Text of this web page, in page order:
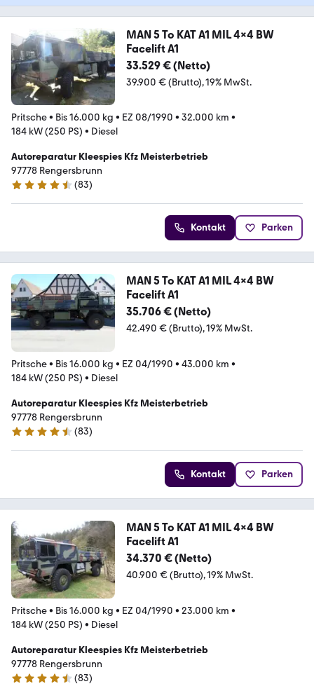
MAN 5 To KAT A1 MIL 4x4 BW
Facelift A1
33.529 € (Netto)
39.900 € (Brutto) 19% MwSt.
Pritsche• Bis 16.000 kg • EZ 08/1990 • 32.000 km •
184 kW (250 PS) • Diesel
Autoreparatur Kleespies Kfz Meisterbetrieb
97778 Rengersbrunn
4.6 Sterne
(83)
Kontakt Parken
MAN 5 To KAT A1 MIL 4x4 BW
Facelift A1
35.706 € (Netto)
42.490 € (Brutto) 19% MwSt.
Pritsche• Bis 16.000 kg • EZ 04/1990 • 43.000 km •
184 kW (250 PS) • Diesel
Autoreparatur Kleespies Kfz Meisterbetrieb
97778 Rengersbrunn
4.6 Sterne
(83)
Kontakt Parken
MAN 5 To KAT A1 MIL 4x4 BW
Facelift A1
34.370 € (Netto)
40.900 € (Brutto) 19% MwSt.
Pritsche• Bis 16.000 kg • EZ 04/1990 • 23.000 km •
184 kW (250 PS) • Diesel
Autoreparatur Kleespies Kfz Meisterbetrieb
97778 Rengersbrunn
4.6 Sterne
(83)